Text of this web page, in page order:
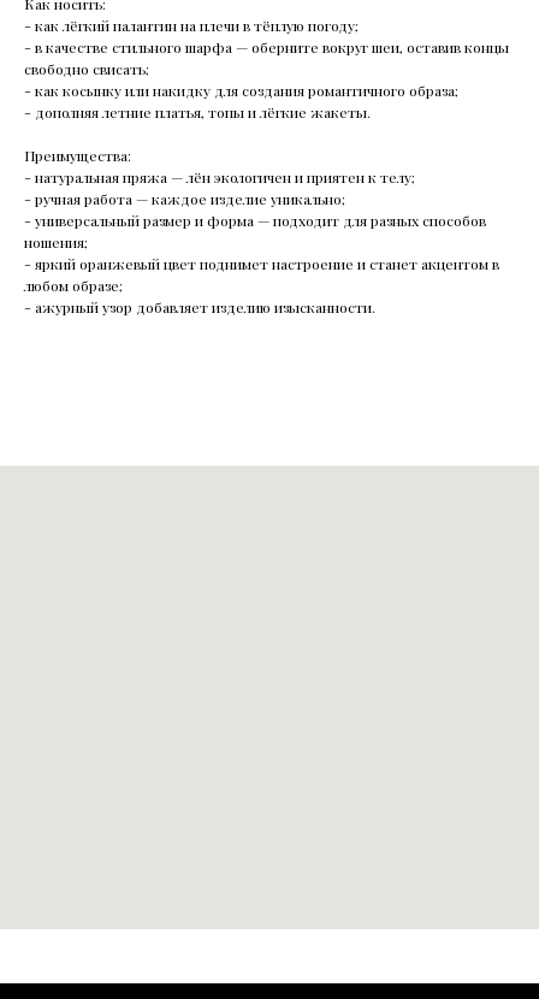
- как лёгкий палантин на плечи в тёплую погоду;
- в качестве стильного шарфа — оберните вокруг шеи, оставив концы
свободно свисать;
- как косынку или накидку для создания романтичного образа;
- дополняя летние платья, топы и лёгкие жакеты.
Преимущества:
- натуральная пряжа — лён экологичен и приятен к телу;
- ручная работа — каждое изделие уникально;
- универсальный размер и форма — подходит для разных способов
ношения;
- яркий оранжевый цвет поднимет настроение и станет акцентом в
любом образе;
- ажурный узор добавляет изделию изысканности.